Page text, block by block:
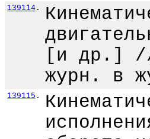
139114 .
[и др.] //
журн. в
139115 .